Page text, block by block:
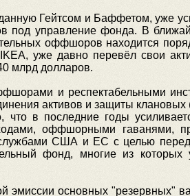
Гейтсом и Баффетом, уже
под управление фонда. В
оффшоров находится
уже давно перевёл свои
млрд долларов.
и респектабельными
активов и защиты клановых
что в последние годы
оффшорными гаванями,
США и ЕС с целью
фонд, многие из которых
эмиссии основных "резервных"